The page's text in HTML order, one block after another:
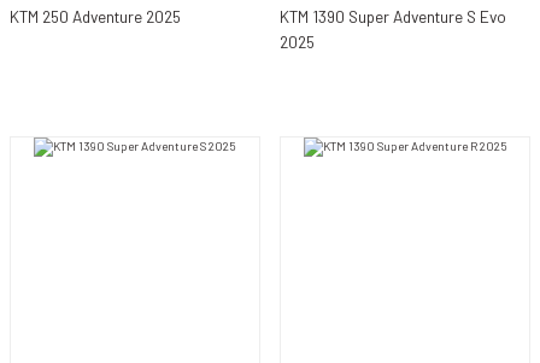
KTM 250 Adventure 2025
KTM 1390 Super Adventure S Evo
2025